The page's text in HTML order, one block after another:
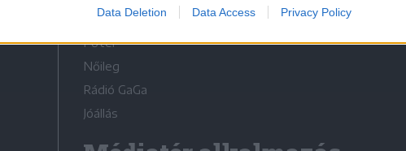
Data Deletion Data Access Privacy Policy
Erdélyi Napló
Főtér
Nőileg
Rádió GaGa
Jóállás